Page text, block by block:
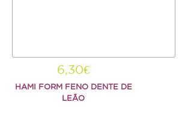
6,30€
HAMI FORM FENO DENTE DE
LEÃO